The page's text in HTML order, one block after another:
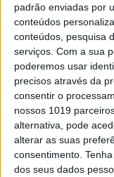
padrão enviadas por
conteúdos
conteúdos, pesquisa
serviços. Com a sua
poderemos usar
precisos através da
consentir o
nossos 1019
alternativa, pode
alterar as suas
consentimento.
dos seus dados
8
Tem apneia
máquina
Opinião de
9
4 de agosto
complexa
10Ceuta e os